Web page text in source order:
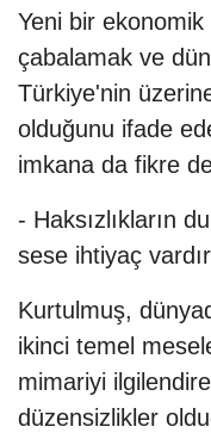
Yeni bir ekonomik
çabalamak ve
Türkiye'nin
olduğunu ifade
imkana da fikre
- Haksızlıkların
sese ihtiyaç vardır
Kurtulmuş,
ikinci temel
mimariyi
düzensizlikler